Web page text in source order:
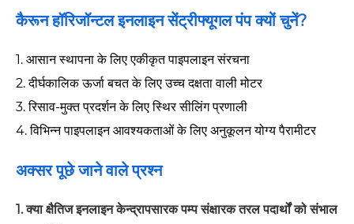
कैरून हॉरिजॉन्टल इनलाइन सेंट्रीफ्यूगल पंप क्यों चुनें?
1. आसान स्थापना के लिए एकीकृत पाइपलाइन संरचना
2. दीर्घकालिक ऊर्जा बचत के लिए उच्च दक्षता वाली मोटर
3. रिसाव-मुक्त प्रदर्शन के लिए स्थिर सीलिंग प्रणाली
4. विभिन्न पाइपलाइन आवश्यकताओं के लिए अनुकूलन योग्य पैरामीटर
अक्सर पूछे जाने वाले प्रश्न
1. क्या क्षैतिज इनलाइन केन्द्रापसारक पम्प संक्षारक तरल पदार्थों को संभाल